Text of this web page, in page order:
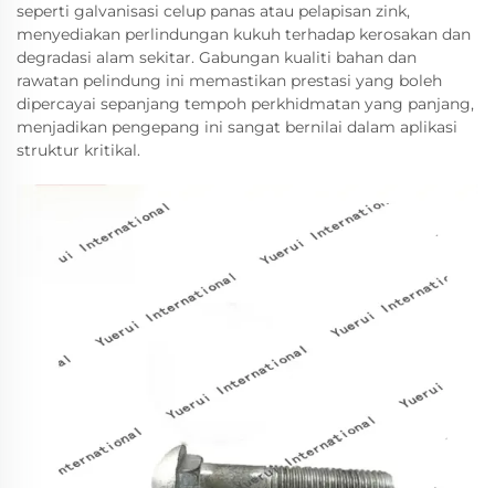
seperti galvanisasi celup panas atau pelapisan zink,
menyediakan perlindungan kukuh terhadap kerosakan dan
degradasi alam sekitar. Gabungan kualiti bahan dan
rawatan pelindung ini memastikan prestasi yang boleh
dipercayai sepanjang tempoh perkhidmatan yang panjang,
menjadikan pengepang ini sangat bernilai dalam aplikasi
struktur kritikal.